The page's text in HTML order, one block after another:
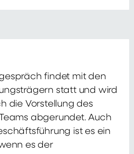
findet mit den
statt und wird
die Vorstellung des
abgerundet. Auch
ist es ein
es der